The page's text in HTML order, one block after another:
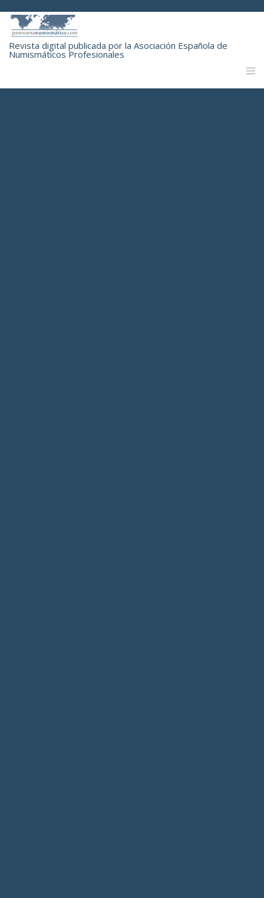
Revista digital publicada por la Asociación Española de
Numismáticos Profesionales